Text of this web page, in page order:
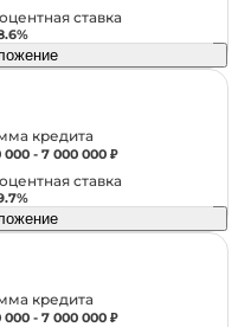
поддержкой
сидений
по высоте
ставка
кредита
000 - 7 000 000 ₽
ставка
кредита
000 - 7 000 000 ₽